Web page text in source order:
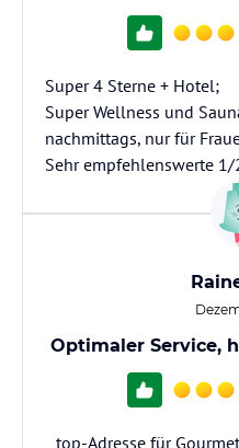
Super 4 Sterne + Hotel;
Super Wellness und
nachmittags, nur für
Sehr empfehlenswerte 1/
Optimaler Service,
top-Adresse für